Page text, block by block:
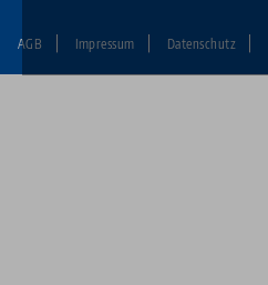
Fußzeile:
AGB Impressum Datenschutz